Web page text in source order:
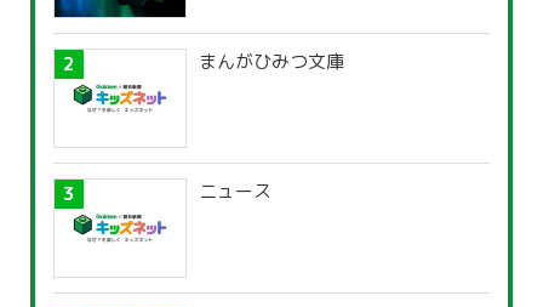
まんがひみつ文庫
ニュース